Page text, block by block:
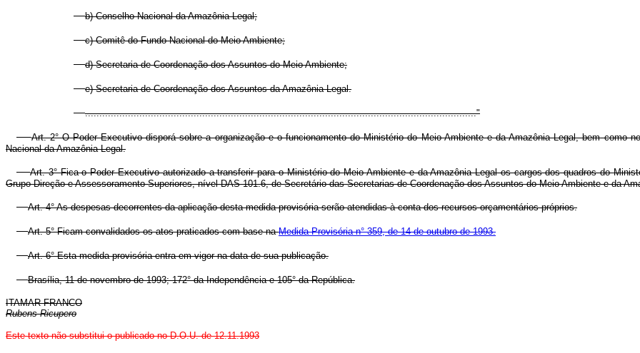
b) Conselho Nacional da Amazônia Legal;
c) Comitê do Fundo Nacional do Meio Ambiente;
d) Secretaria de Coordenação dos Assuntos do Meio Ambiente;
e) Secretaria de Coordenação dos Assuntos da Amazônia Legal.
........................................................................................................................................."
Art. 2° O Poder Executivo disporá sobre a organização e o funcionamento do Ministério do Meio Ambiente e da Amazônia Legal, bem como
Nacional da Amazônia Legal.
Art. 3° Fica o Poder Executivo autorizado a transferir para o Ministério do Meio Ambiente e da Amazônia Legal os cargos dos quadros do
Grupo-Direção e Assessoramento Superiores, nível DAS-101.6, de Secretário das Secretarias de Coordenação dos Assuntos do Meio Ambiente e da
Art. 4° As despesas decorrentes da aplicação desta medida provisória serão atendidas à conta dos recursos orçamentários próprios.
Art. 5° Ficam convalidados os atos praticados com base naMedida Provisória n° 359, de 14 de outubro de 1993.
Art. 6° Esta medida provisória entra em vigor na data de sua publicação.
Brasília, 11 de novembro de 1993; 172° da Independência e 105° da República.
ITAMAR FRANCO
Rubens Ricupero
Este texto não substitui o publicado no D.O.U. de 12.11.1993